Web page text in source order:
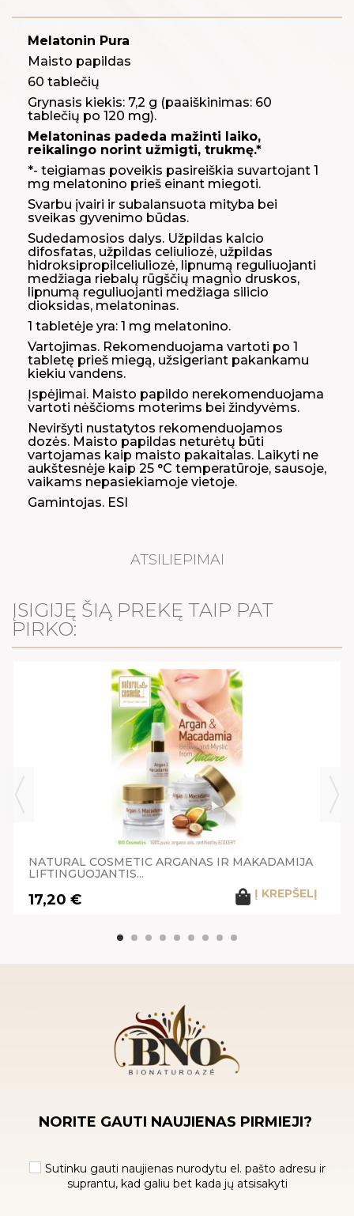
Melatonin Pura
Maisto papildas
60 tablečių
Grynasis kiekis: 7,2 g (paaiškinimas: 60
tablečių po 120 mg).
Melatoninas padeda mažinti laiko,
reikalingo norint užmigti, trukmę.*
*- teigiamas poveikis pasireiškia suvartojant 1
mg melatonino prieš einant miegoti.
Svarbu įvairi ir subalansuota mityba bei
sveikas gyvenimo būdas.
Sudedamosios dalys. Užpildas kalcio
difosfatas, užpildas celiuliozė, užpildas
hidroksipropilceliuliozė, lipnumą reguliuojanti
medžiaga riebalų rūgščių magnio druskos,
lipnumą reguliuojanti medžiaga silicio
dioksidas, melatoninas.
1 tabletėje yra: 1 mg melatonino.
Vartojimas. Rekomenduojama vartoti po 1
tabletę prieš miegą, užsigeriant pakankamu
kiekiu vandens.
Įspėjimai. Maisto papildo nerekomenduojama
vartoti nėščioms moterims bei žindyvėms.
Neviršyti nustatytos rekomenduojamos
dozės. Maisto papildas neturėtų būti
vartojamas kaip maisto pakaitalas. Laikyti ne
aukštesnėje kaip 25 °C temperatūroje, sausoje,
vaikams nepasiekiamoje vietoje.
Gamintojas. ESI
ATSILIEPIMAI
ĮSIGIJĘ ŠIĄ PREKĘ TAIP PAT
PIRKO:
NATURAL COSMETIC ARGANAS IR MAKADAMIJA
LIFTINGUOJANTIS...
17,20 € Į KREPŠELĮ
NORITE GAUTI NAUJIENAS PIRMIEJI?
Sutinku gauti naujienas nurodytu el. pašto adresu ir
suprantu, kad galiu bet kada jų atsisakyti